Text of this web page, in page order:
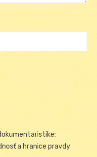
a hranice pravdy